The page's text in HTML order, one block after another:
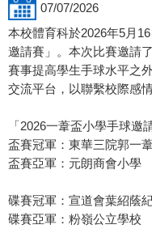
07/07/2026
本校體育科於2026年5月
邀請賽」。本次比賽邀請
賽事提高學生手球水平之
交流平台，以聯繫校際感情
「2026一葦盃小學手球邀
盃賽冠軍：東華三院郭一
盃賽亞軍：元朗商會小學
碟賽冠軍：宣道會葉紹蔭
碟賽亞軍：粉嶺公立學校